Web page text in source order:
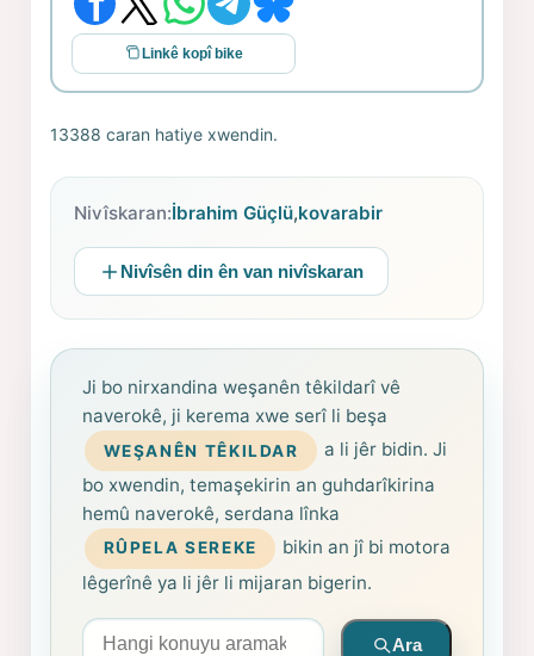
Linkê kopî bike
13388 caran hatiye xwendin.
Nivîskaran:İbrahim Güçlü,kovarabir
Nivîsên din ên van nivîskaran
Ji bo nirxandina weşanên têkildarî vê
naverokê, ji kerema xwe serî li beşa
WEŞANÊN TÊKILDAR
a li jêr bidin. Ji
bo xwendin, temaşekirin an guhdarîkirina
hemû naverokê, serdana lînka
RÛPELA SEREKE
bikin an jî bi motora
lêgerînê ya li jêr li mijaran bigerin.
Arama yapın
Ara